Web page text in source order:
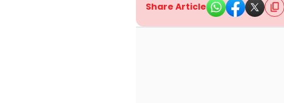
Share Article